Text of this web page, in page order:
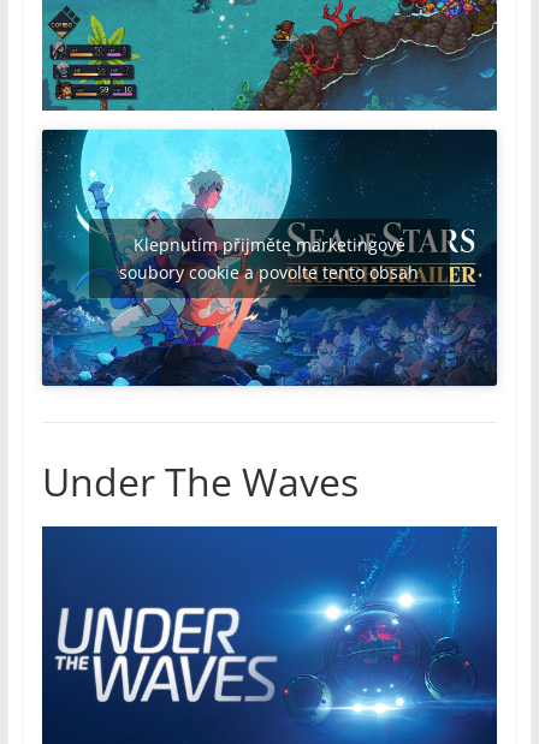
Klepnutím přijměte marketingové
soubory cookie a povolte tento obsah
Under The Waves